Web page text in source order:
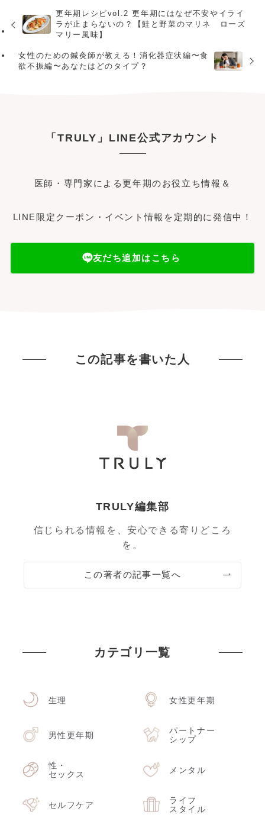
更年期レシピvol.2 更年期にはなぜ不安やイライ
ラが止まらないの？【鮭と野菜のマリネ ローズ
マリー風味】
女性のための鍼灸師が教える！消化器症状編〜食
欲不振編〜あなたはどのタイプ？
「TRULY」LINE公式アカウント
医師・専門家による更年期のお役立ち情報＆
LINE限定クーポン・イベント情報を定期的に発信中！
友だち追加はこちら
この記事を書いた人
TRULY編集部
信じられる情報を、安心できる寄りどころ
を。
この著者の記事一覧へ
カテゴリ一覧
生理 女性更年期
男性更年期
パートナー
シップ
性・
セックス
メンタル
セルフケア
ライフ
スタイル